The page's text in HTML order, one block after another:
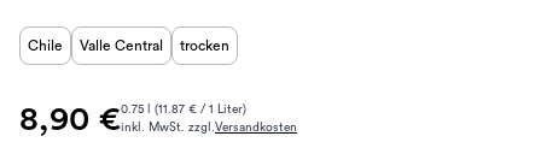
Chile Valle Central trocken
8,90 €0.75 l (11.87 € / 1 Liter)
inkl. MwSt. zzgl.Versandkosten